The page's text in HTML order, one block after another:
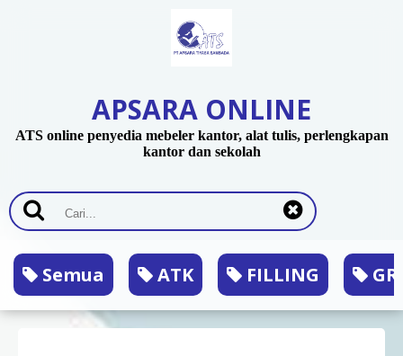
APSARA ONLINE
ATS online penyedia mebeler kantor, alat tulis, perlengkapan
kantor dan sekolah
Semua ATK FILLING